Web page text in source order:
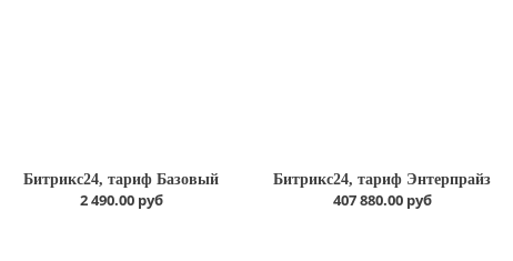
Битрикс24, тариф Базовый
2 490.00 руб
Битрикс24, тариф Энтерпрайз
407 880.00 руб